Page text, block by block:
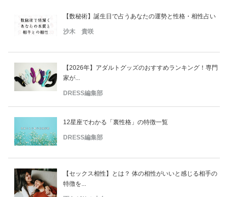
【数秘術】誕生日で占うあなたの運勢と性格・相性占い
沙木 貴咲
【2026年】アダルトグッズのおすすめランキング！専門
家が...
DRESS編集部
12星座でわかる「裏性格」の特徴一覧
DRESS編集部
【セックス相性】とは？ 体の相性がいいと感じる相手の
特徴を...